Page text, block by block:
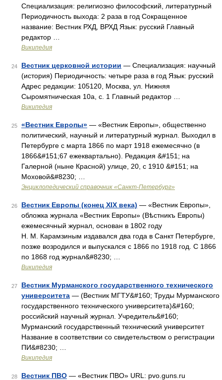
Специализация: религиозно философский, литературный
Периодичность выхода: 2 раза в год Сокращенное
название: Вестник РХД, ВРХД Язык: русский Главный
редактор …
Википедия
24 Вестник церковной истории — Специализация: научный
(история) Периодичность: четыре раза в год Язык: русский
Адрес редакции: 105120, Москва, ул. Нижняя
Сыромятническая 10а, с. 1 Главный редактор …
Википедия
25 «Вестник Европы» — «Вестник Европы», общественно
политический, научный и литературный журнал. Выходил в
Петербурге с марта 1866 по март 1918 ежемесячно (в
1866&#151;67 ежеквартально). Редакция &#151; на
Галерной (ныне Красной) улице, 20, с 1910 &#151; на
Моховой&#8230; …
Энциклопедический справочник «Санкт-Петербург»
26 Вестник Европы (конец XIX века) — «Вестник Европы»,
обложка журнала «Вестник Европы» (Вѣстникъ Европы)
ежемесячный журнал, основан в 1802 году
Н. М. Карамзиным издавался два года в Санкт Петербурге,
позже возродился и выпускался с 1866 по 1918 год. С 1866
по 1868 год журнал&#8230; …
Википедия
27
Вестник Мурманского государственного технического
университета — (Вестник МГТУ&#160; Труды Мурманского
государственного технического университета)&#160;
российский научный журнал. Учредитель&#160;
Мурманский государственный технический университет
Название в соответствии со свидетельством о регистрации
ПИ&#8230; …
Википедия
28 Вестник ПВО — «Вестник ПВО» URL: pvo.guns.ru